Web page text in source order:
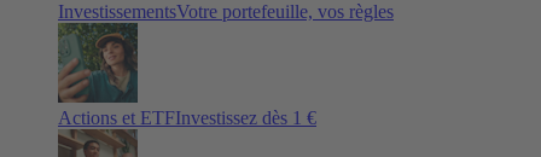
InvestissementsVotre portefeuille, vos règles
Actions et ETFInvestissez dès 1 €